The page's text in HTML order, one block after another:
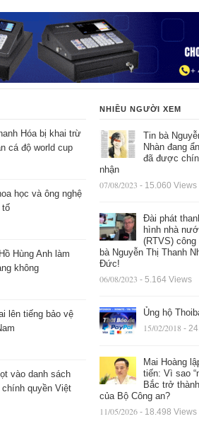
Hóa bị khai trừ
cá độ world cup
học và ông nghệ
tố
Hùng Anh làm
không
lên tiếng bảo vệ
vào danh sách
chính quyền Việt
NHIỀU NGƯỜI XEM
Tin bà
Nhàn đang
đã được
nhận
07/08/2023 - 15.060 Views
Đài phát
hình nhà
(RTVS) công
bà Nguyễn Thị Thanh
Đức!
06/08/2023 - 5.164 Views
Ủng hộ
15/02/2018 -
Mai Hoàng
tiến: Vì sao
Bắc trở
của Bộ Công an?
11/05/2026 - 18.498 Views